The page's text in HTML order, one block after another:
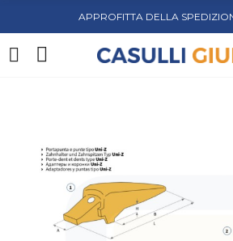
APPROFITTA DELLA